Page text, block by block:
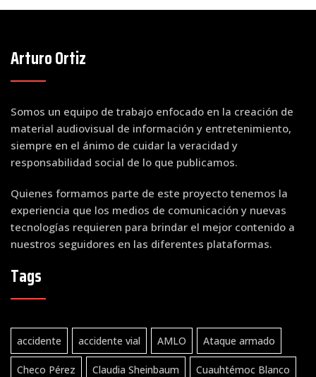
Arturo Ortiz
Somos un equipo de trabajo enfocado en la creación de
material audiovisual de información y entretenimiento,
siempre en el ánimo de cuidar la veracidad y
responsabilidad social de lo que publicamos.
Quienes formamos parte de este proyecto tenemos la
experiencia que los medios de comunicación y nuevas
tecnologías requieren para brindar el mejor contenido a
nuestros seguidores en las diferentes plataformas.
Tags
accidente accidente vial AMLO Ataque armado
Checo Pérez Claudia Sheinbaum Cuauhtémoc Blanco